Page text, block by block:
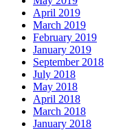
April 2019
March 2019
February 2019
January 2019
September 2018
July 2018
May 2018
April 2018
March 2018
January 2018